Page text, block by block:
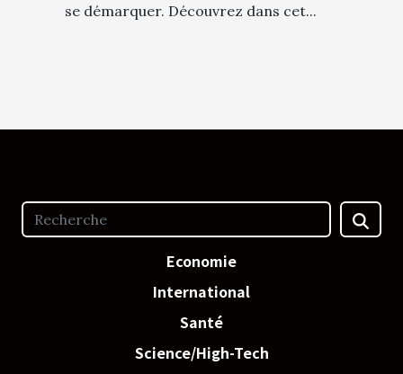
se démarquer. Découvrez dans cet...
Economie
International
Santé
Science/High-Tech